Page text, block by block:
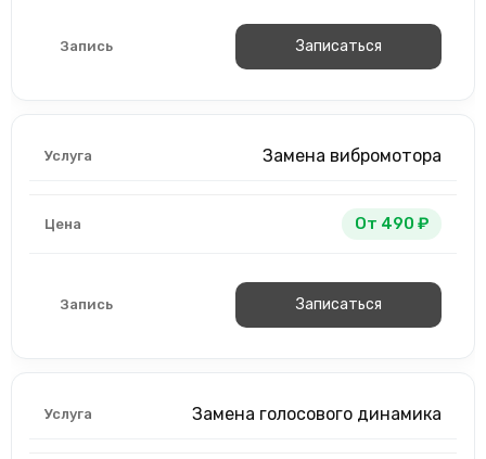
Записаться
Замена вибромотора
От 490 ₽
Записаться
Замена голосового динамика